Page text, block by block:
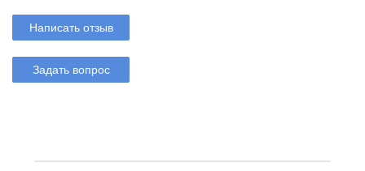
Написать отзыв
Задать вопрос